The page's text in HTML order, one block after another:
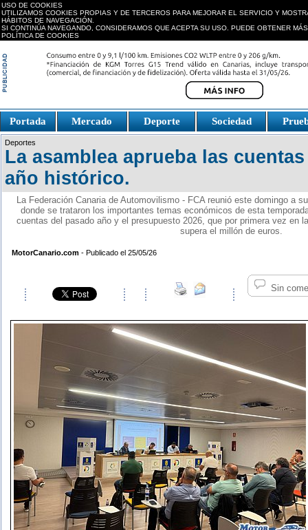
USO DE COOKIES
UTILIZAMOS COOKIES PROPIAS Y DE TERCEROS PARA MEJORAR EL SERVICIO Y
HÁBITOS DE NAVEGACIÓN.
SI CONTINÚA NAVEGANDO, CONSIDERAMOS QUE ACEPTA SU USO. PUEDE OBTENER
POLÍTICA DE COOKIES
Portada Mercado Deporte Sociedad
Fake Watches
replica-
watch.is
Deportes
La asamblea aprueba las
año histórico.
La Federación Canaria de Automovilismo - FCA reunió este domingo a
donde se trataron los importantes temas económicos de esta
cuentas del pasado año y el presupuesto 2026, que por primera vez en
supera el millón de euros.
MotorCanario.com - Publicado el 25/05/26
Sin